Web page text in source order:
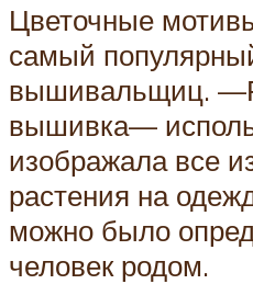
Цветочные
самый
вышивальщиц.
вышивка—
изображала все
растения на
можно было
человек родом.